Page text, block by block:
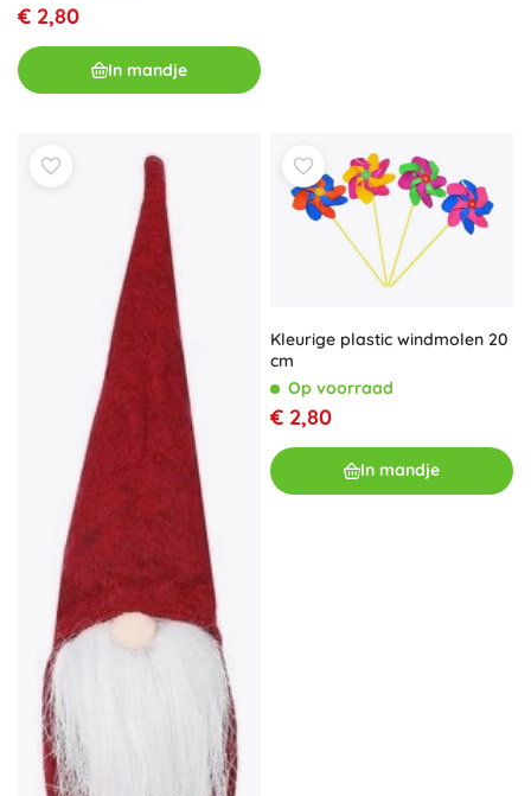
€ 2,80
In mandje
Kleurige plastic windmolen 20
cm
Op voorraad
€ 2,80
In mandje